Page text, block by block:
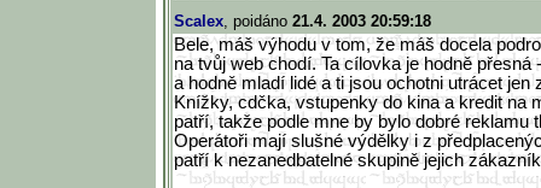
Scalex, poidáno 21.4. 2003 20:59:18
Bele, máš výhodu v tom, že máš docela
na tvůj web chodí. Ta cílovka je hodně přesná
a hodně mladí lidé a ti jsou ochotni utrácet jen
Knížky, cdčka, vstupenky do kina a kredit na
patří, takže podle mne by bylo dobré reklamu
Operátoři mají slušné výdělky i z
patří k nezanedbatelné skupině jejich